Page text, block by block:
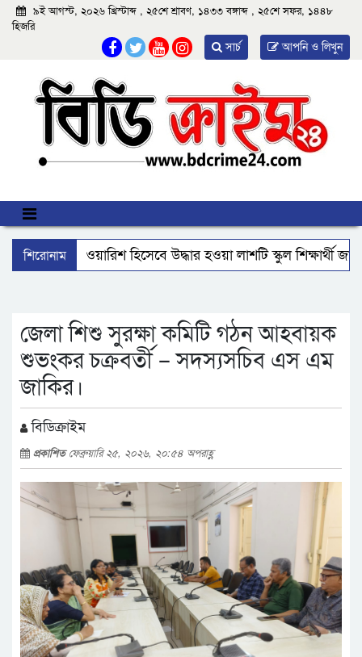
৯ই আগস্ট, ২০২৬ খ্রিস্টাব্দ , ২৫শে শ্রাবণ, ১৪৩৩ বঙ্গাব্দ , ২৫শে সফর, ১৪৪৮
হিজরি
আপনি ও লিখুন
সার্চ
শিরোনাম
আমতলীতে বেওয়ারিশ হিসেবে উদ্ধার হওয়া লাশটি স্কুল শিক্ষার্থী
জেলা শিশু সুরক্ষা কমিটি গঠন আহবায়ক
শুভংকর চক্রবর্তী – সদস্যসচিব এস এম
জাকির।
বিডিক্রাইম
প্রকাশিতফেব্রুয়ারি ২৫, ২০২৬, ২০:৫৪ অপরাহ্ণ